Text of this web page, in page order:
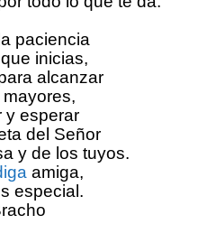
paciencia
inicias,
alcanzar
y esperar
del Señor
y de los tuyos.
amiga,
especial.